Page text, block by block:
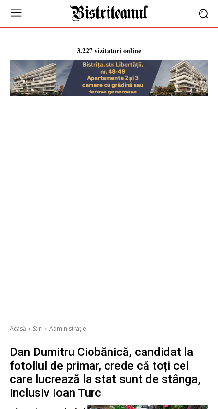
3.227 vizitatori online
Acasă Stiri Administrație
Dan Dumitru Ciobănică, candidat la
fotoliul de primar, crede că toți cei
care lucrează la stat sunt de stânga,
inclusiv Ioan Turc